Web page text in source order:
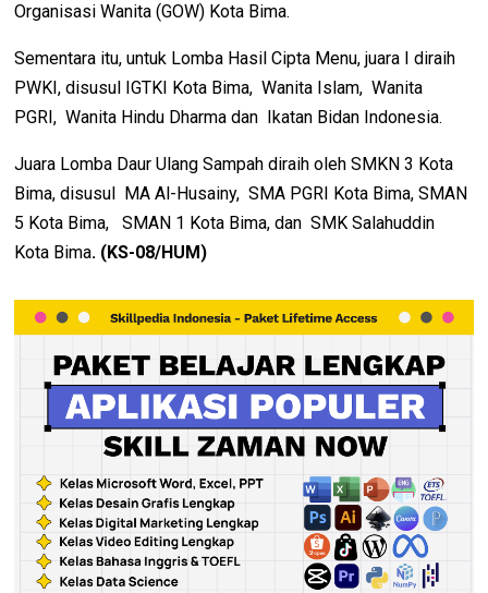
Organisasi Wanita (GOW) Kota Bima.
Sementara itu, untuk Lomba Hasil Cipta Menu, juara I diraih
PWKI, disusul IGTKI Kota Bima, Wanita Islam, Wanita
PGRI, Wanita Hindu Dharma dan Ikatan Bidan Indonesia.
Juara Lomba Daur Ulang Sampah diraih oleh SMKN 3 Kota
Bima, disusul MA Al-Husainy, SMA PGRI Kota Bima, SMAN
5 Kota Bima, SMAN 1 Kota Bima, dan SMK Salahuddin
Kota Bima. (KS-08/HUM)